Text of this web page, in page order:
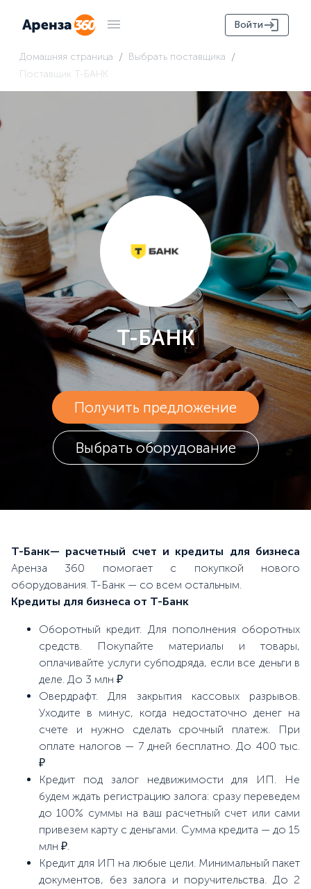
Войти
Домашняя страница / Выбрать поставщика /
Поставщик Т-БАНК
Т-БАНК
Получить предложение
Выбрать оборудование
Т-Банк— расчетный счет и кредиты для бизнеса
Аренза 360 помогает с покупкой нового
оборудования. Т-Банк — со всем остальным.
Кредиты для бизнеса от Т-Банк
Оборотный кредит. Для пополнения оборотных
средств. Покупайте материалы и товары,
оплачивайте услуги субподряда, если все деньги в
деле. До 3 млн ₽
Овердрафт. Для закрытия кассовых разрывов.
Уходите в минус, когда недостаточно денег на
счете и нужно сделать срочный платеж. При
оплате налогов — 7 дней бесплатно. До 400 тыс.
₽
Кредит под залог недвижимости для ИП. Не
будем ждать регистрацию залога: сразу переведем
до 100% суммы на ваш расчетный счет или сами
привезем карту с деньгами. Сумма кредита — до 15
млн ₽.
Кредит для ИП на любые цели. Минимальный пакет
документов, без залога и поручительства. До 2